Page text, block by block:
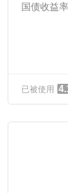
国债收益
已被使用